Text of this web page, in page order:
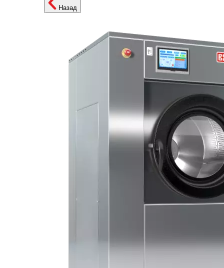
Назад